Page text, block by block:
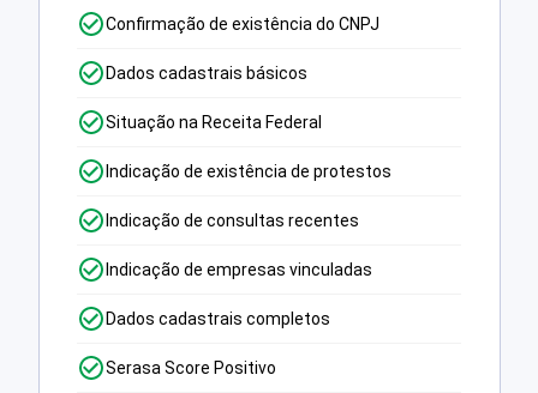
Confirmação de existência do CNPJ
Dados cadastrais básicos
Situação na Receita Federal
Indicação de existência de protestos
Indicação de consultas recentes
Indicação de empresas vinculadas
Dados cadastrais completos
Serasa Score Positivo